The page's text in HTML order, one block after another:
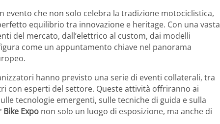
evento che non solo celebra la tradizione motociclistica,
equilibrio tra innovazione e heritage. Con una vasta
del mercato, dall’elettrico al custom, dai modelli
come un appuntamento chiave nel panorama
hanno previsto una serie di eventi collaterali, tra
con esperti del settore. Queste attività offriranno ai
tecnologie emergenti, sulle tecniche di guida e sulla
Expo non solo un luogo di esposizione, ma anche di